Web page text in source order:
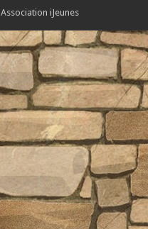
Association iJeunes